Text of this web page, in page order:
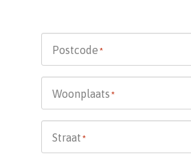
Postcode *
Woonplaats *
Straat *